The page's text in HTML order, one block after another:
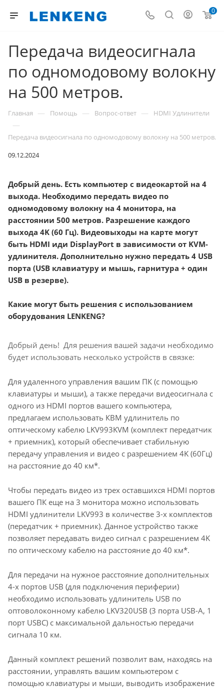
0
Передача видеосигнала
по одномодовому волокну
на 500 метров.
Главная — Помощь — Вопрос-ответ — HDMI Удлинители
—
Передача видеосигнала по одномодовому волокну на 500 метров.
09.12.2024
Добрый день. Есть компьютер с видеокартой на 4
выхода. Необходимо передать видео по
одномодовому волокну на 4 монитора, на
расстоянии 500 метров. Разрешение каждого
выхода 4K (60 Гц). Видеовыходы на карте могут
быть HDMI иди DisplayPort в зависимости от KVM-
удлинителя. Дополнительно нужно передать 4 USB
порта (USB клавиатуру и мышь, гарнитура + один
USB в резерве).
Какие могут быть решения с использованием
оборудования LENKENG?
Добрый день! Для решения вашей задачи необходимо
будет использовать несколько устройств в связке:
Для удаленного управления вашим ПК (с помощью
клавиатуры и мыши), а также передачи видеосигнала с
одного из HDMI портов вашего компьютера,
предлагаем использовать КВМ удлинитель по
оптическому кабелю LKV993KVM (комплект передатчик
+ приемник), который обеспечивает стабильную
передачу управления и видео с разрешением 4K (60Гц)
на расстояние до 40 км*.
Чтобы передать видео из трех оставшихся HDMI портов
вашего ПК еще на 3 монитора можно использовать
HDMI удлинители LKV993 в количестве 3-х комплектов
(передатчик + приемник). Данное устройство также
позволяет передавать видео сигнал с разрешением 4K
по оптическому кабелю на расстояние до 40 км*.
Для передачи на нужное расстояние дополнительных
4-х портов USB (для подключения периферии)
необходимо использовать удлинитель USB по
оптоволоконному кабелю LKV320USB (3 порта USB-A, 1
порт USBC) с максимальной дальностью передачи
сигнала 10 км.
Данный комплект решений позволит вам, находясь на
расстоянии, управлять вашим компьютером с
помощью клавиатуры и мыши, выводить изображение